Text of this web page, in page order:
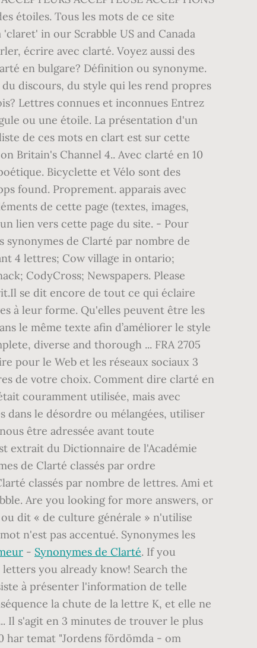
- Synonymes de Clarté. If you
you already know! Search the
à présenter l'information de telle
la chute de la lettre K, et elle ne
Il s'agit en 3 minutes de trouver le plus
har temat "Jordens fördömda - om